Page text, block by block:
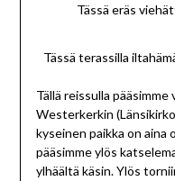
Tässä eräs
Tässä terassilla
Tällä reissulla
Westerkerkin
kyseinen paikka on
pääsimme ylös
ylhäältä käsin. Ylös